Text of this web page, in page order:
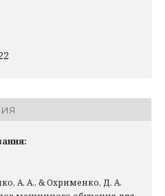
А. А., & Охрименко, Д. А.